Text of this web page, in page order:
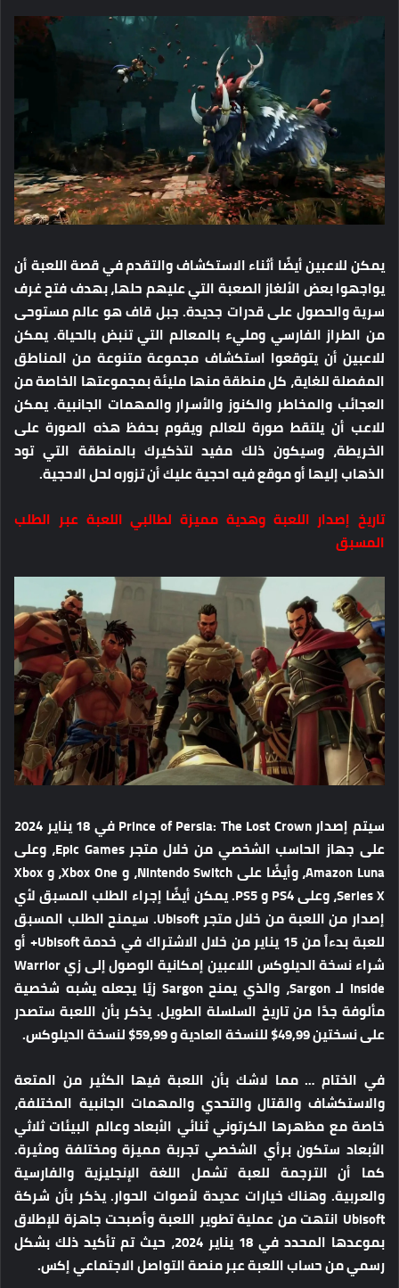
يمكن للاعبين أيضًا أثناء الاستكشاف والتقدم في قصة اللعبة أن
يواجهوا بعض الألغاز الصعبة التي عليهم حلها، بهدف فتح غرف
سرية والحصول على قدرات جديدة. جبل قاف هو عالم مستوحى
من الطراز الفارسي ومليء بالمعالم التي تنبض بالحياة. يمكن
للاعبين أن يتوقعوا استكشاف مجموعة متنوعة من المناطق
المفصلة للغاية، كل منطقة منها مليئة بمجموعتها الخاصة من
العجائب والمخاطر والكنوز والأسرار والمهمات الجانبية. يمكن
للاعب أن يلتقط صورة للعالم ويقوم بحفظ هذه الصورة على
الخريطة، وسيكون ذلك مفيد لتذكيرك بالمنطقة التي تود
الذهاب إليها أو موقع فيه احجية عليك أن تزوره لحل الاحجية.
تاريخ إصدار اللعبة وهدية مميزة لطالبي اللعبة عبر الطلب
المسبق
سيتم إصدار Prince of Persia: The Lost Crown في 18 يناير 2024
على جهاز الحاسب الشخصي من خلال متجر Epic Games، وعلى
Amazon Luna، وأيضًا على Nintendo Switch، و Xbox One، و Xbox
Series X، وعلى PS4 و PS5. يمكن أيضًا إجراء الطلب المسبق لأي
إصدار من اللعبة من خلال متجر Ubisoft. سيمنح الطلب المسبق
للعبة بدءاً من 15 يناير من خلال الاشتراك في خدمة Ubisoft+ أو
شراء نسخة الديلوكس اللاعبين إمكانية الوصول إلى زي Warrior
Inside لـ Sargon، والذي يمنح Sargon زيًا يجعله يشبه شخصية
مألوفة جدًا من تاريخ السلسلة الطويل. يذكر بأن اللعبة ستصدر
على نسختين 49,99$ للنسخة العادية و 59,99$ لنسخة الديلوكس.
في الختام …مما لاشك بأن اللعبة فيها الكثير من المتعة
والاستكشاف والقتال والتحدي والمهمات الجانبية المختلفة،
خاصة مع مظهرها الكرتوني ثنائي الأبعاد وعالم البيئات ثلاثي
الأبعاد ستكون برأي الشخصي تجربة مميزة ومختلفة ومثيرة.
كما أن الترجمة للعبة تشمل اللغة الإنجليزية والفارسية
والعربية. وهناك خيارات عديدة لأصوات الحوار. يذكر بأن شركة
Ubisoft انتهت من عملية تطوير اللعبة وأصبحت جاهزة للإطلاق
بموعدها المحدد في 18 يناير 2024، حيث تم تأكيد ذلك بشكل
رسمي من حساب اللعبة عبر منصة التواصل الاجتماعي إكس.